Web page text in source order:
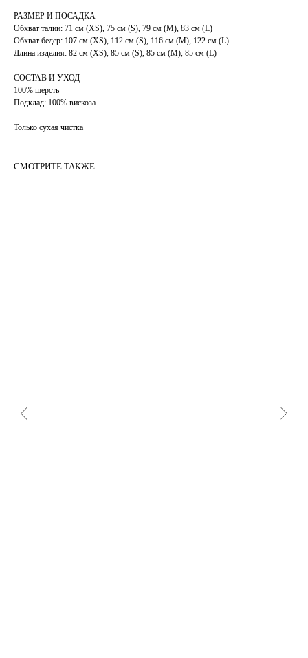
РАЗМЕР И ПОСАДКА
Обхват талии: 71 см (XS), 75 см (S), 79 см (М), 83 см (L)
Обхват бедер: 107 см (XS), 112 см (S), 116 см (М), 122 см (L)
Длина изделия: 82 см (XS), 85 см (S), 85 см (М), 85 см (L)
СОСТАВ И УХОД
100% шерсть
Подклад: 100% вискоза
Только сухая чистка
СМОТРИТЕ ТАКЖЕ